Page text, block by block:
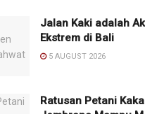
Jalan Kaki adalah
Ekstrem di Bali
5 AUGUST 2026
Ratusan Petani